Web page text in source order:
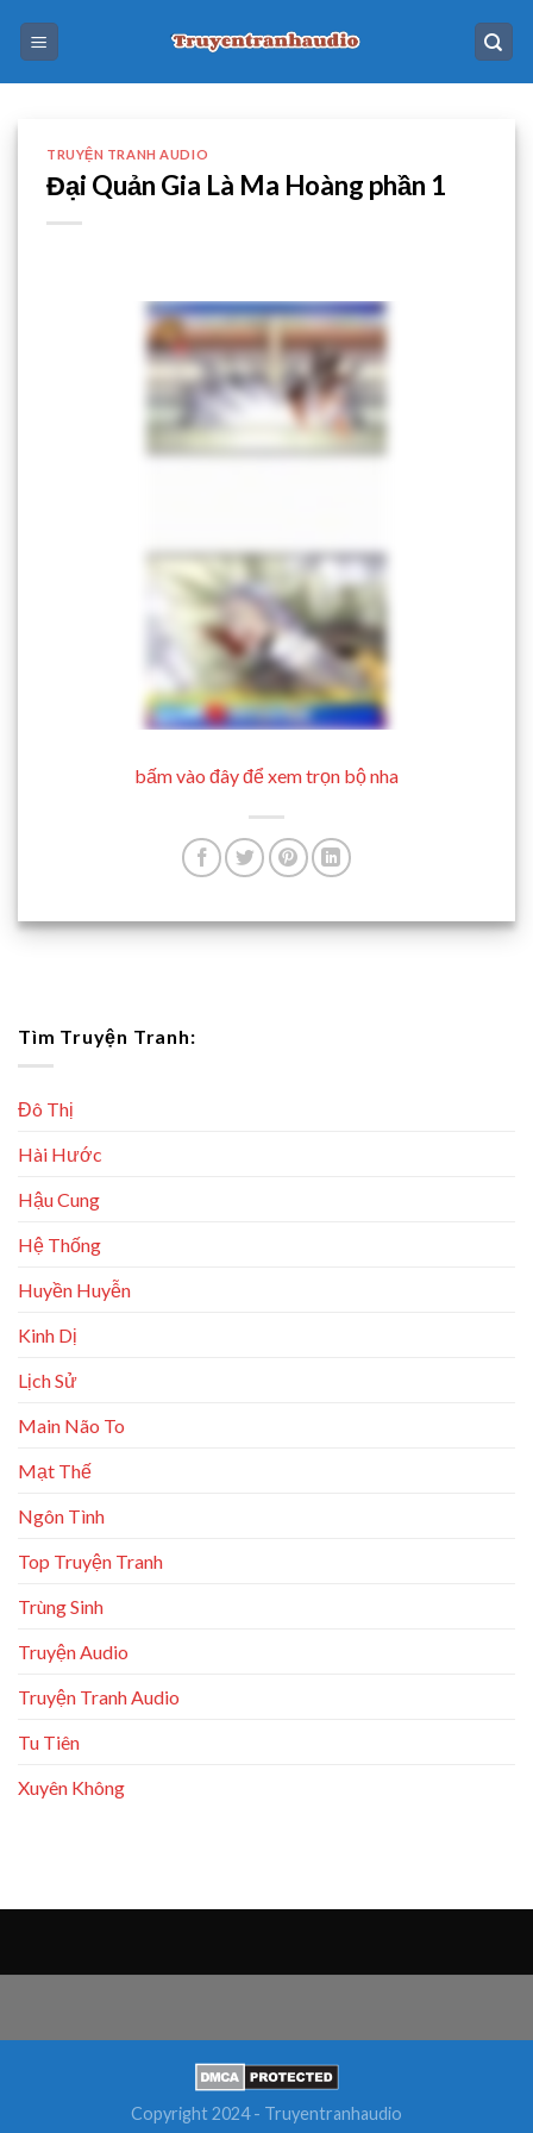
TRUYỆN TRANH AUDIO
Đại Quản Gia Là Ma Hoàng phần 1
bấm vào đây để xem trọn bộ nha
Tìm Truyện Tranh:
Đô Thị
Hài Hước
Hậu Cung
Hệ Thống
Huyền Huyễn
Kinh Dị
Lịch Sử
Main Não To
Mạt Thế
Ngôn Tình
Top Truyện Tranh
Trùng Sinh
Truyện Audio
Truyện Tranh Audio
Tu Tiên
Xuyên Không
Copyright 2024 - Truyentranhaudio